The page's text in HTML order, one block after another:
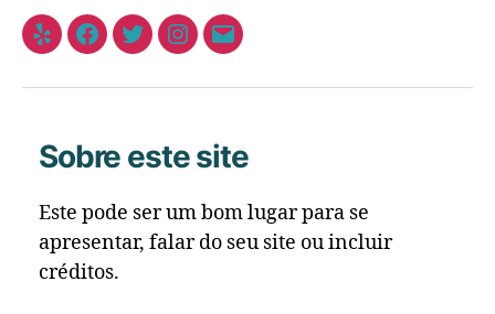
Sobre este site
Este pode ser um bom lugar para se
apresentar, falar do seu site ou incluir
créditos.